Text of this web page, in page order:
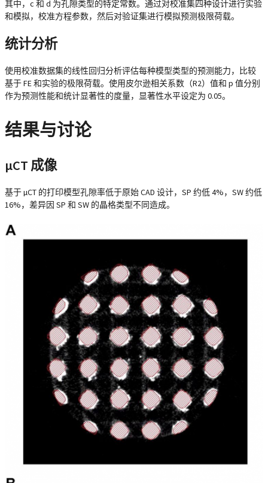
其中，c 和 d 为孔隙类型的特定常数。通过对校准集四种设计进行实验
和模拟，校准方程参数，然后对验证集进行模拟预测极限荷载。
统计分析
使用校准数据集的线性回归分析评估每种模型类型的预测能力，比较
基于 FE 和实验的极限荷载。使用皮尔逊相关系数（R2）值和 p 值分别
作为预测性能和统计显著性的度量，显著性水平设定为 0.05。
结果与讨论
µCT 成像
基于 µCT 的打印模型孔隙率低于原始 CAD 设计，SP 约低 4%，SW 约低
16%，差异因 SP 和 SW 的晶格类型不同造成。